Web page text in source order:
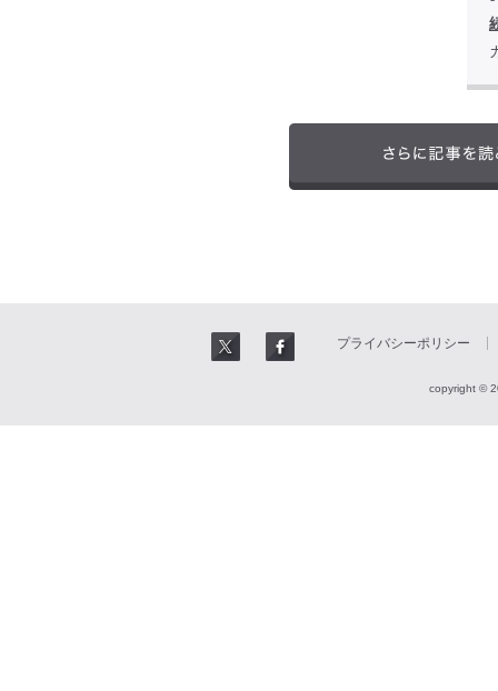
プライバシーポリシー
copyright ©